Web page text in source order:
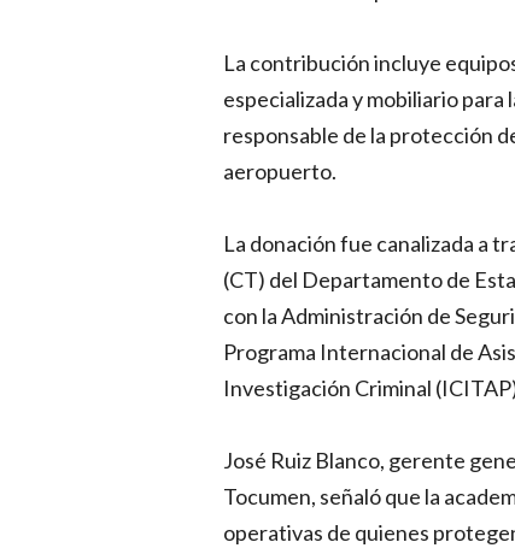
La contribución incluye
especializada y mobiliario
responsable de la protección
aeropuerto.
La donación fue canalizada a
(CT) del Departamento de
con la Administración de
Programa Internacional de
Investigación Criminal
José Ruiz Blanco, gerente
Tocumen, señaló que la
operativas de quienes